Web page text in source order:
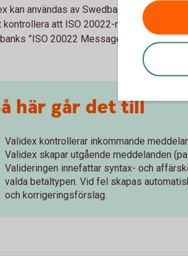
kan användas av Swedbank och
kontrollera att ISO 20022-meddelanden
”ISO 20022 Message
här går det till
Validex kontrollerar inkommande
Validex skapar utgående meddelanden
Valideringen innefattar syntax- och
valda betaltypen. Vid fel skapas
och korrigeringsförslag.